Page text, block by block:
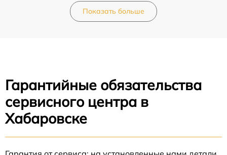
Показать больше
Гарантийные обязательства
сервисного центра в
Хабаровске